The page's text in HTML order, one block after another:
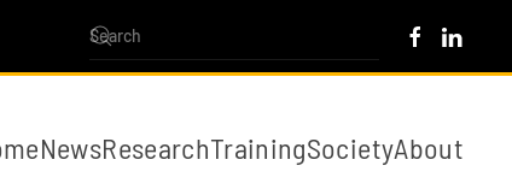
NewsResearchTrainingSocietyAbout